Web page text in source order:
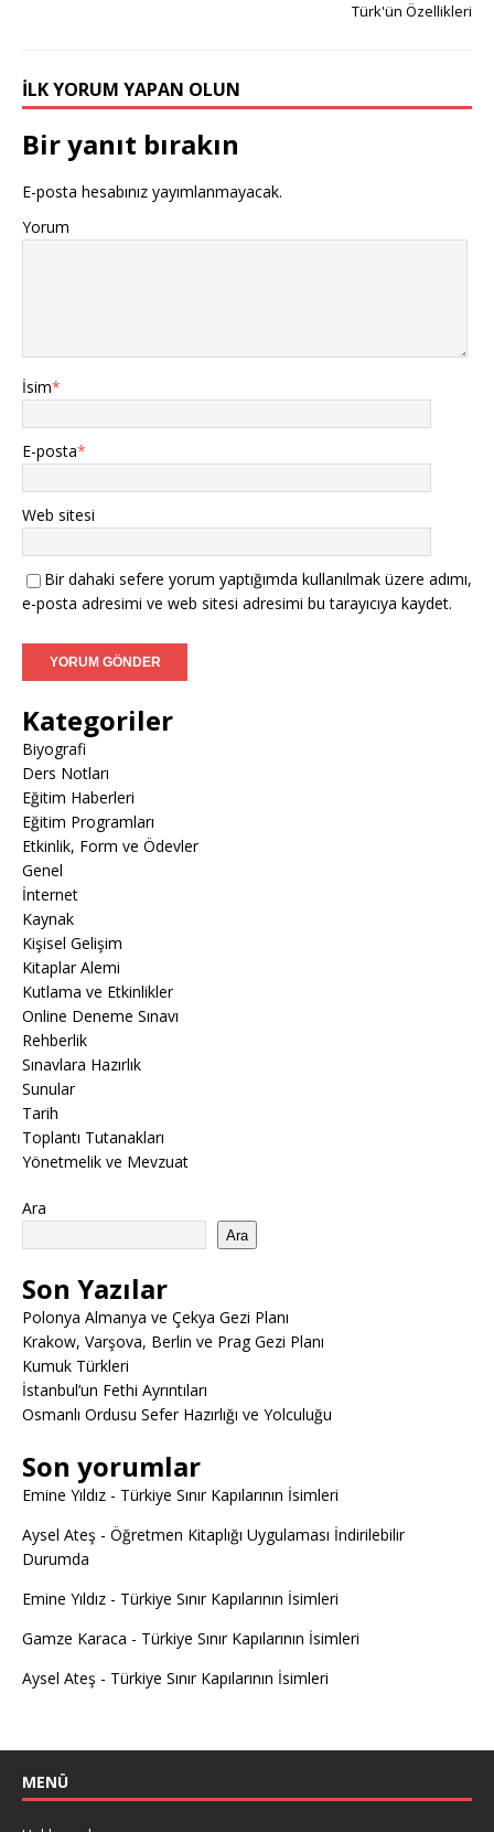
Türk'ün Özellikleri
İLK YORUM YAPAN OLUN
Bir yanıt bırakın
E-posta hesabınız yayımlanmayacak.
Yorum
İsim*
E-posta*
Web sitesi
Bir dahaki sefere yorum yaptığımda kullanılmak üzere adımı,
e-posta adresimi ve web sitesi adresimi bu tarayıcıya kaydet.
Kategoriler
Biyografi
Ders Notları
Eğitim Haberleri
Eğitim Programları
Etkinlik, Form ve Ödevler
Genel
İnternet
Kaynak
Kişisel Gelişim
Kitaplar Alemi
Kutlama ve Etkinlikler
Online Deneme Sınavı
Rehberlik
Sınavlara Hazırlık
Sunular
Tarih
Toplantı Tutanakları
Yönetmelik ve Mevzuat
Ara
Ara
Son Yazılar
Polonya Almanya ve Çekya Gezi Planı
Krakow, Varşova, Berlin ve Prag Gezi Planı
Kumuk Türkleri
İstanbul’un Fethi Ayrıntıları
Osmanlı Ordusu Sefer Hazırlığı ve Yolculuğu
Son yorumlar
Emine Yıldız - Türkiye Sınır Kapılarının İsimleri
Aysel Ateş - Öğretmen Kitaplığı Uygulaması İndirilebilir
Durumda
Emine Yıldız - Türkiye Sınır Kapılarının İsimleri
Gamze Karaca - Türkiye Sınır Kapılarının İsimleri
Aysel Ateş - Türkiye Sınır Kapılarının İsimleri
MENÜ